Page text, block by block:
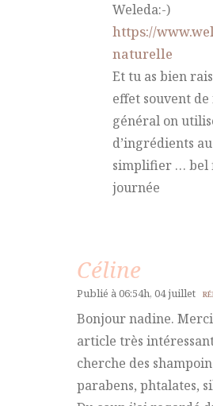
Weleda:-)
https://
naturelle
Et tu as bien
effet souvent de
général on
d’ingrédients
simplifier … bel
journée
Céline
Publié à 06:54h, 04 juillet
Bonjour nadine.
article très
cherche des
parabens, phtalates,